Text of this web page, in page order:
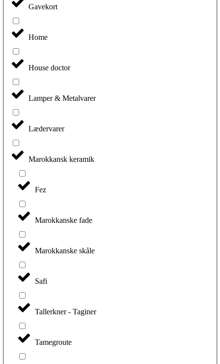
Gavekort
Home
House doctor
Lamper & Metalvarer
Lædervarer
Marokkansk keramik
Fez
Marokkanske fade
Marokkanske skåle
Safi
Tallerkner - Taginer
Tamegroute